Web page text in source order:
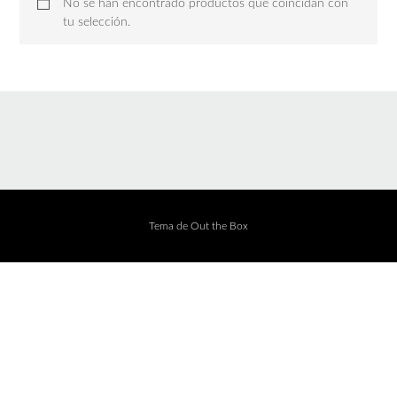
No se han encontrado productos que coincidan con
tu selección.
Tema de Out the Box